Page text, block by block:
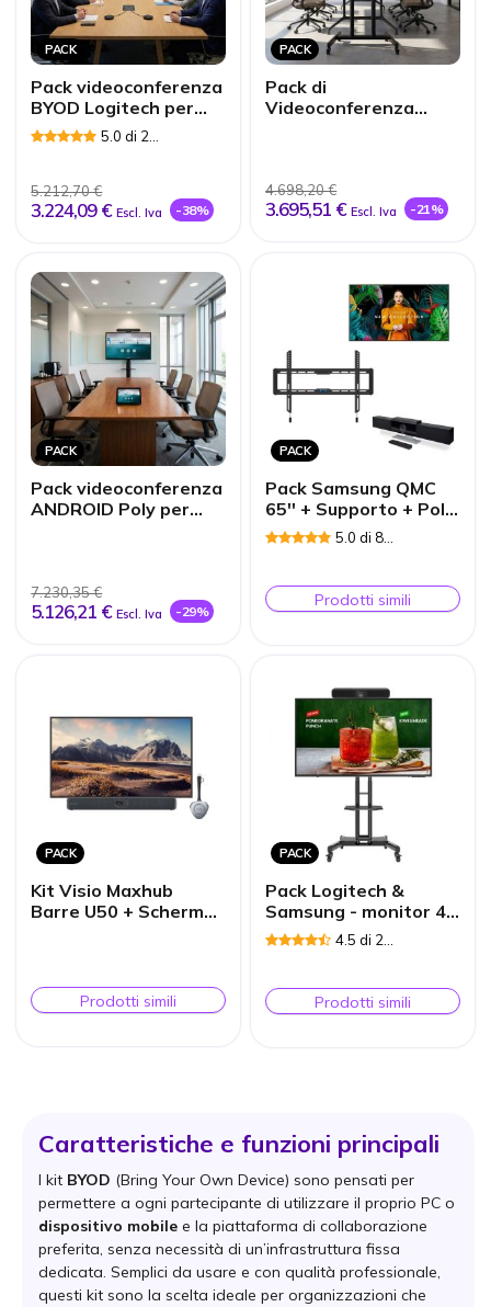
PACK
Pack videoconferenza
BYOD Logitech per
sale di grandi
dimensioni
5.0 di 2
5.212,70 €
3.224,09 € Escl. Iva -38%
PACK
Pack di
Videoconferenza
4.698,20 €
3.695,51 € Escl. Iva -21%
PACK
Pack videoconferenza
ANDROID Poly per
7.230,35 €
5.126,21 € Escl. Iva -29%
PACK
Pack Samsung QMC
65'' + Supporto + Poly
Studio
5.0 di 8
Prodotti simili
PACK
Kit Visio Maxhub
Barre U50 + Schermo
Prodotti simili
PACK
Pack Logitech &
Samsung - monitor 4K
55'' + videocamera +
supporto
4.5 di 2
Prodotti simili
Caratteristiche e funzioni principali
I kit BYOD (Bring Your Own Device) sono pensati per
permettere a ogni partecipante di utilizzare il proprio PC o
dispositivo mobile e la piattaforma di collaborazione
preferita, senza necessità di un’infrastruttura fissa
dedicata. Semplici da usare e con qualità professionale,
questi kit sono la scelta ideale per organizzazioni che